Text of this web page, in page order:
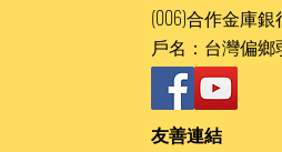
(006)合作金庫銀
戶名：台灣偏
友善連結